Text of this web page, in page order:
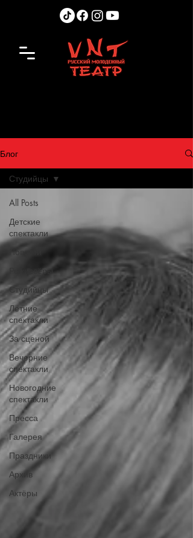
Блог
All Posts
Детские
спектакли
Новости
Режиссёры
Студийцы
Летние
спектакли
За сценой
Вечерние
спектакли
Новогодние
спектакли
Пресса
Галерея
Праздники
Архив
Актёры
Студийцы